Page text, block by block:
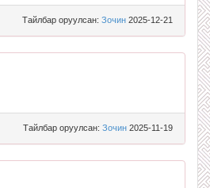
Тайлбар оруулсан: Зочин 2025-12-21
Тайлбар оруулсан: Зочин 2025-11-19